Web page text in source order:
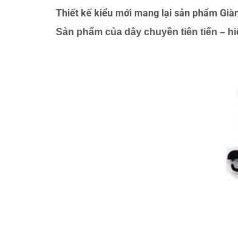
Thiết kế kiểu mới mang lại sản phẩm
Sản phẩm của dây chuyền tiên tiến –